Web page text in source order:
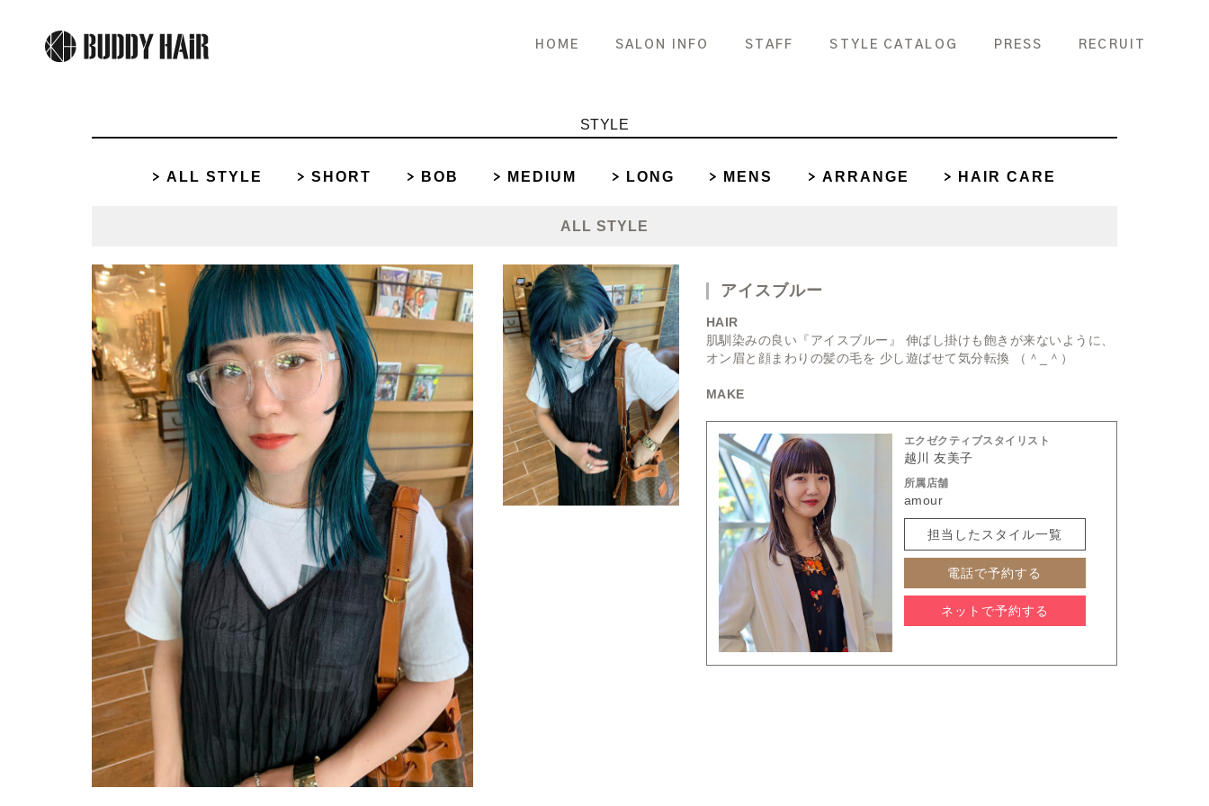
HOME SALON INFO STAFF STYLE CATALOG PRESS RECRUIT
STYLE
ALL STYLE SHORT BOB MEDIUM LONG MENS ARRANGE HAIR CARE
ALL STYLE
アイスブルー
HAIR
肌馴染みの良い『アイスブルー』 伸ばし掛けも飽きが来ないように、
オン眉と顔まわりの髪の毛を 少し遊ばせて気分転換 （＾_＾）
MAKE
エクゼクティブスタイリスト
越川 友美子
所属店舗
amour
担当したスタイル一覧
電話で予約する
ネットで予約する